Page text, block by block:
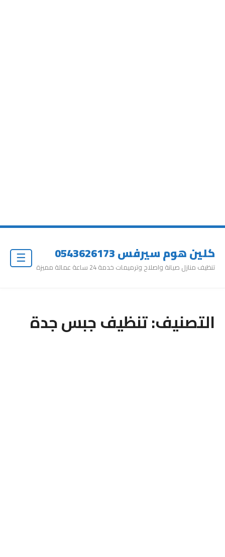
كلين هوم سيرفس 0543626173
تنظيف منازل صيانة واصلاح وترميمات خدمة 24 ساعة عمالة مميزة
التصنيف:تنظيف جبس جدة